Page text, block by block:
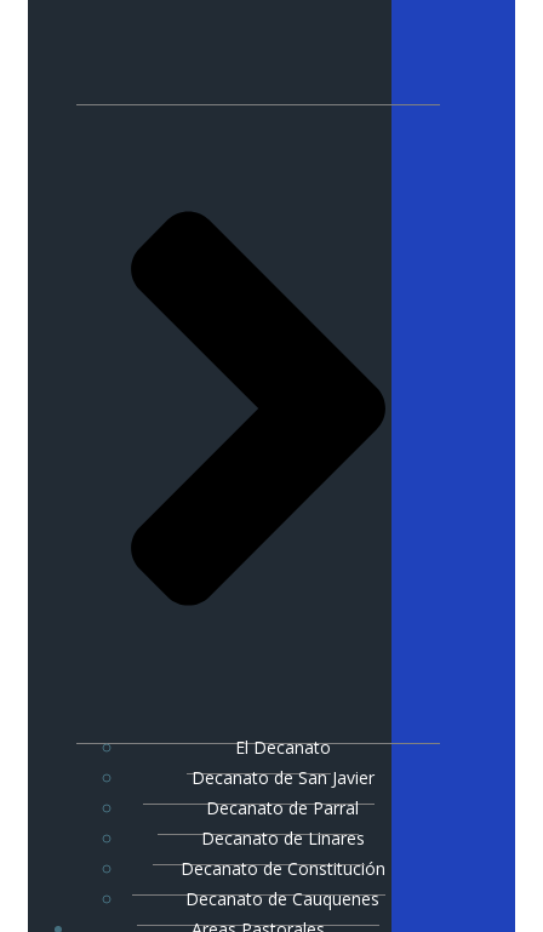
El Decanato
Decanato de San Javier
Decanato de Parral
Decanato de Linares
Decanato de Constitución
Decanato de Cauquenes